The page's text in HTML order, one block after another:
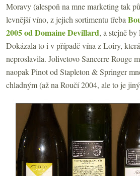
Moravy (alespoň na mne marketing tak
levnější víno, z jejich sortimentu třeba
2005 od Domaine Devillard, a stejně
Dokázala to i v případě vína z Loiry,
neproslavila. Jolivetovo Sancerre Rouge
naopak Pinot od Stapleton & Springer
chladným (až na Roučí 2004, ale to je